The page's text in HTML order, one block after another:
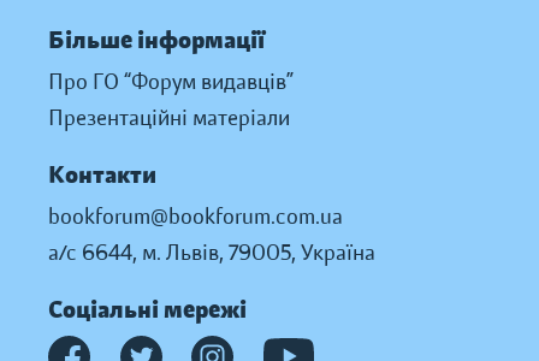
Більше інформації
Про ГО “Форум видавців”
Презентаційні матеріали
Контакти
bookforum@bookforum.com.ua
а/с 6644, м. Львів, 79005, Україна
Соціальні мережі